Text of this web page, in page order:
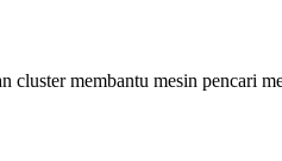
membantu mesin pencari